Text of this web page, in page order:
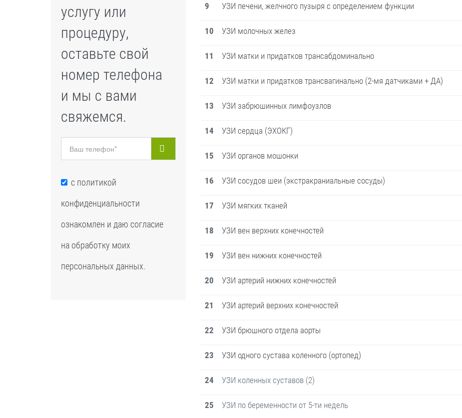
услугу или
процедуру,
оставьте свой
номер телефона
и мы с вами
свяжемся.
с политикой
конфиденциальности
ознакомлен и даю согласие
на обработку моих
персональных данных.
9 УЗИ печени, желчного пузыря с определением функции
10 УЗИ молочных желез
11 УЗИ матки и придатков трансабдоминально
12 УЗИ матки и придатков трансвагинально (2-мя датчиками + ДА)
13 УЗИ забрюшинных лимфоузлов
14 УЗИ сердца (ЭХОКГ)
15 УЗИ органов мошонки
16 УЗИ сосудов шеи (экстракраниальные сосуды)
17 УЗИ мягких тканей
18 УЗИ вен верхних конечностей
19 УЗИ вен нижних конечностей
20 УЗИ артерий нижних конечностей
21 УЗИ артерий верхних конечностей
22 УЗИ брюшного отдела аорты
23 УЗИ одного сустава коленного (ортопед)
24 УЗИ коленных суставов (2)
25 УЗИ по беременности от 5-ти недель